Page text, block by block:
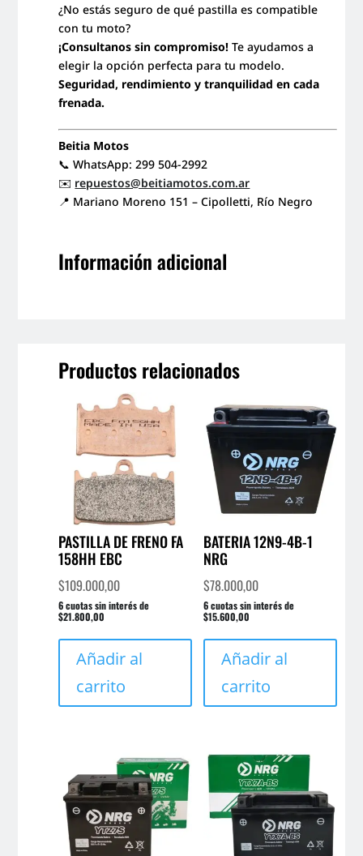
¿No estás seguro de qué pastilla es compatible
con tu moto?
¡Consultanos sin compromiso! Te ayudamos a
elegir la opción perfecta para tu modelo.
Seguridad, rendimiento y tranquilidad en cada
frenada.
Beitia Motos
📞 WhatsApp: 299 504-2992
✉️ repuestos@beitiamotos.com.ar
📍 Mariano Moreno 151 – Cipolletti, Río Negro
Información adicional
Productos relacionados
PASTILLA DE FRENO FA
158HH EBC
$109.000,00
6 cuotas sin interés de
$21.800,00
Añadir al
carrito
BATERIA 12N9-4B-1
NRG
$78.000,00
6 cuotas sin interés de
$15.600,00
Añadir al
carrito